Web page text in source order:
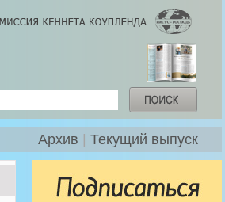
Архив Текущий выпуск